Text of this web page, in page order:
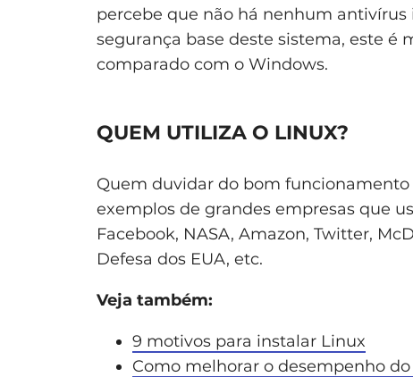
percebe que não há nenhum antivírus
segurança base deste sistema, este
comparado com o Windows.
QUEM UTILIZA O LINUX?
Quem duvidar do bom
exemplos de grandes empresas que
Facebook, NASA, Amazon, Twitter,
Defesa dos EUA, etc.
Veja também:
9 motivos para instalar Linux
Como melhorar o desempenho do